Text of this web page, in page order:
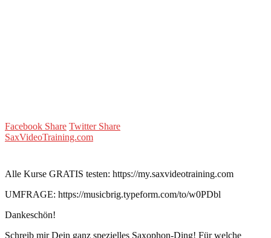
Facebook Share Twitter Share
SaxVideoTraining.com
Alle Kurse GRATIS testen: https://my.saxvideotraining.com
UMFRAGE: https://musicbrig.typeform.com/to/w0PDbl
Dankeschön!
Schreib mir Dein ganz spezielles Saxophon-Ding! Für welche